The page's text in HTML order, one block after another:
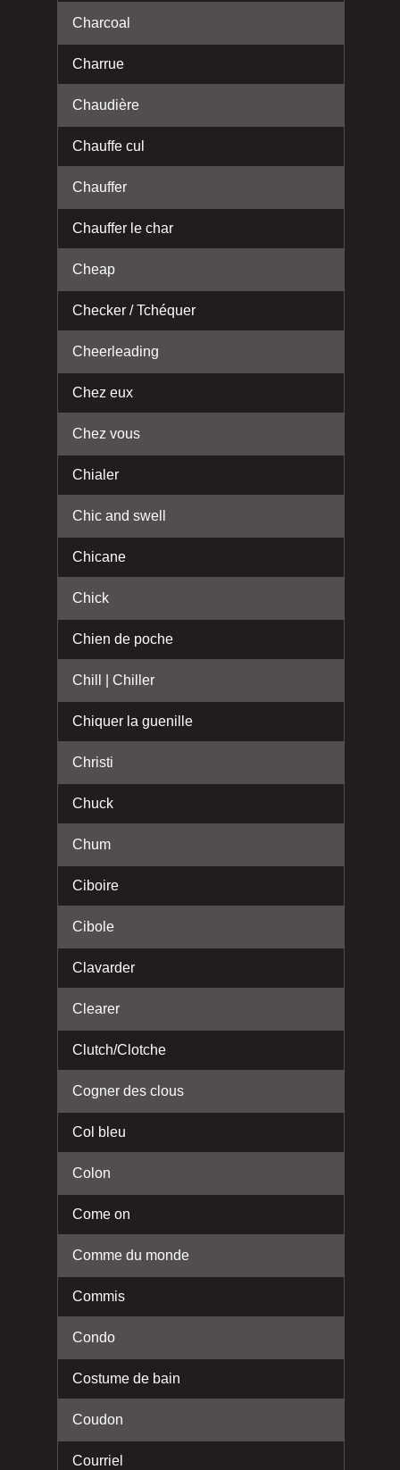
Charcoal
Charrue
Chaudière
Chauffe cul
Chauffer
Chauffer le char
Cheap
Checker / Tchéquer
Cheerleading
Chez eux
Chez vous
Chialer
Chic and swell
Chicane
Chick
Chien de poche
Chill | Chiller
Chiquer la guenille
Christi
Chuck
Chum
Ciboire
Cibole
Clavarder
Clearer
Clutch/Clotche
Cogner des clous
Col bleu
Colon
Come on
Comme du monde
Commis
Condo
Costume de bain
Coudon
Courriel